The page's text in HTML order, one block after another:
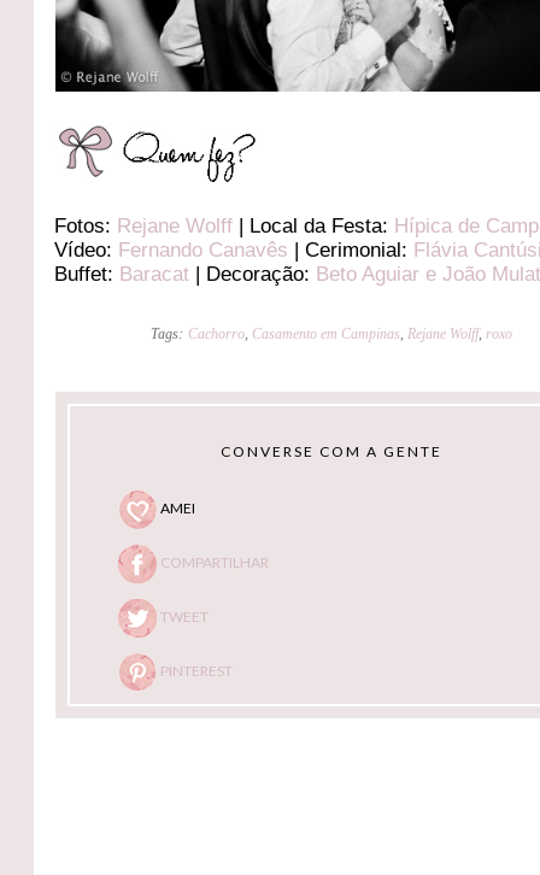
Fotos: Rejane Wolff | Local da Festa: Hípica de
Vídeo: Fernando Canavês | Cerimonial: Flávia
Buffet: Baracat | Decoração: Beto Aguiar e João
Tags: Cachorro Casamento em Campinas Rejane Wolff, roxo
CONVERSE COM A GENTE
AMEI
COMPARTILHAR
TWEET
PINTEREST